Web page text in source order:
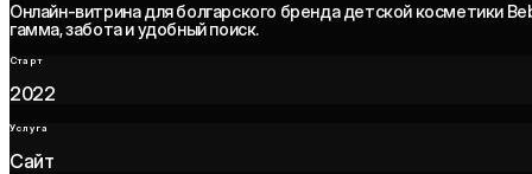
Онлайн-витрина для болгарского бренда детской косметики
гамма, забота и удобный поиск.
Старт
2022
Услуга
Сайт